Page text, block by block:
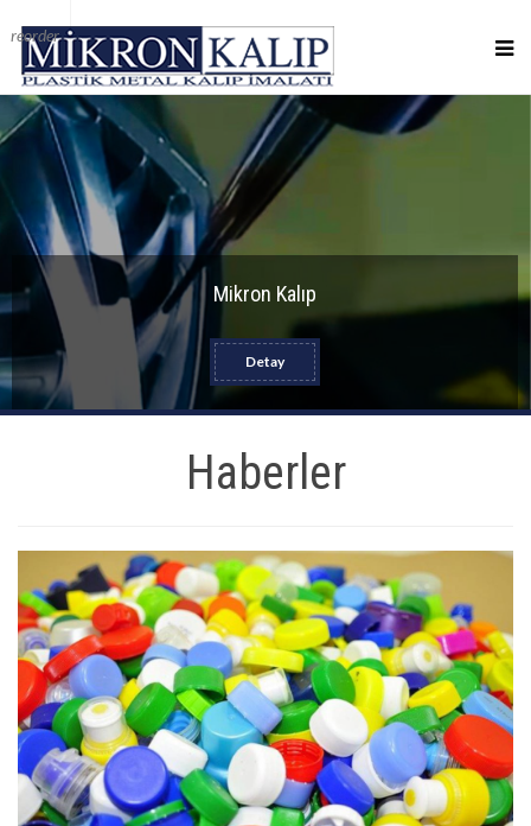
reorder
Mikron Kalıp
Detay
Haberler